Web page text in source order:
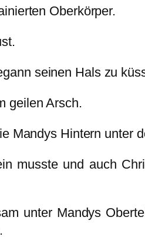
Oberkörper.
seinen Hals zu
geilen Arsch.
Mandys Hintern unter
musste und auch
unter Mandys